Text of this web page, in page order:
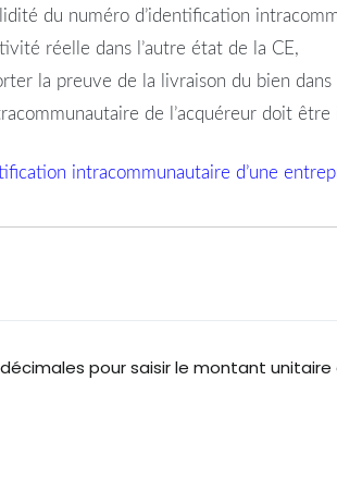
du numéro d’identification
réelle dans l’autre état de la CE,
la preuve de la livraison du bien
de l’acquéreur doit
intracommunautaire d’une
pour saisir le montant unitaire